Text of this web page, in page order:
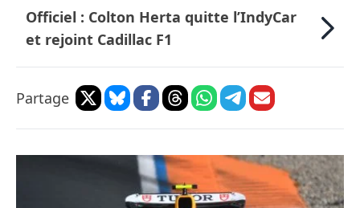
Officiel : Colton Herta quitte l’IndyCar
et rejoint Cadillac F1
Partage